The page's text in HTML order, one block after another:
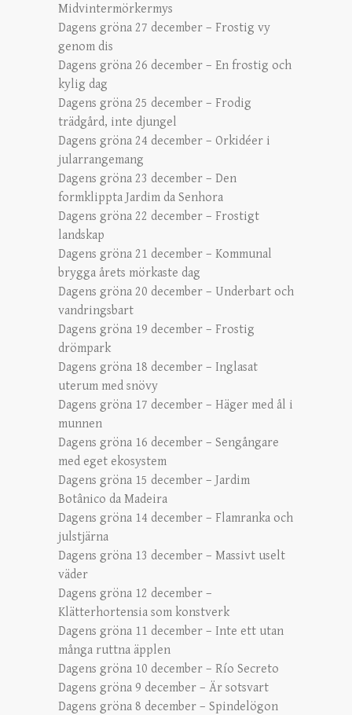
Midvintermörkermys
Dagens gröna 27 december – Frostig vy
genom dis
Dagens gröna 26 december – En frostig och
kylig dag
Dagens gröna 25 december – Frodig
trädgård, inte djungel
Dagens gröna 24 december – Orkidéer i
jularrangemang
Dagens gröna 23 december – Den
formklippta Jardim da Senhora
Dagens gröna 22 december – Frostigt
landskap
Dagens gröna 21 december – Kommunal
brygga årets mörkaste dag
Dagens gröna 20 december – Underbart och
vandringsbart
Dagens gröna 19 december – Frostig
drömpark
Dagens gröna 18 december – Inglasat
uterum med snövy
Dagens gröna 17 december – Häger med ål i
munnen
Dagens gröna 16 december – Sengångare
med eget ekosystem
Dagens gröna 15 december – Jardim
Botânico da Madeira
Dagens gröna 14 december – Flamranka och
julstjärna
Dagens gröna 13 december – Massivt uselt
väder
Dagens gröna 12 december –
Klätterhortensia som konstverk
Dagens gröna 11 december – Inte ett utan
många ruttna äpplen
Dagens gröna 10 december – Río Secreto
Dagens gröna 9 december – Är sotsvart
Dagens gröna 8 december – Spindelögon